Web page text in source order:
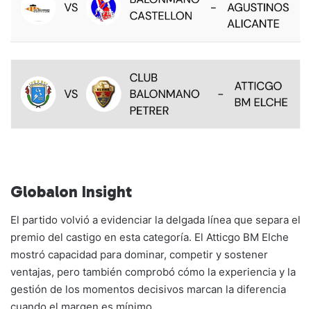
Globalon Insight
El partido volvió a evidenciar la delgada línea que separa el
premio del castigo en esta categoría. El Atticgo BM Elche
mostró capacidad para dominar, competir y sostener
ventajas, pero también comprobó cómo la experiencia y la
gestión de los momentos decisivos marcan la diferencia